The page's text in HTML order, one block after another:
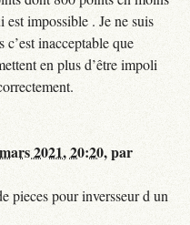
impossible . Je ne suis
inacceptable que
en plus d’être impoli
2021, 20:20,par
pieces pour inversseur d un